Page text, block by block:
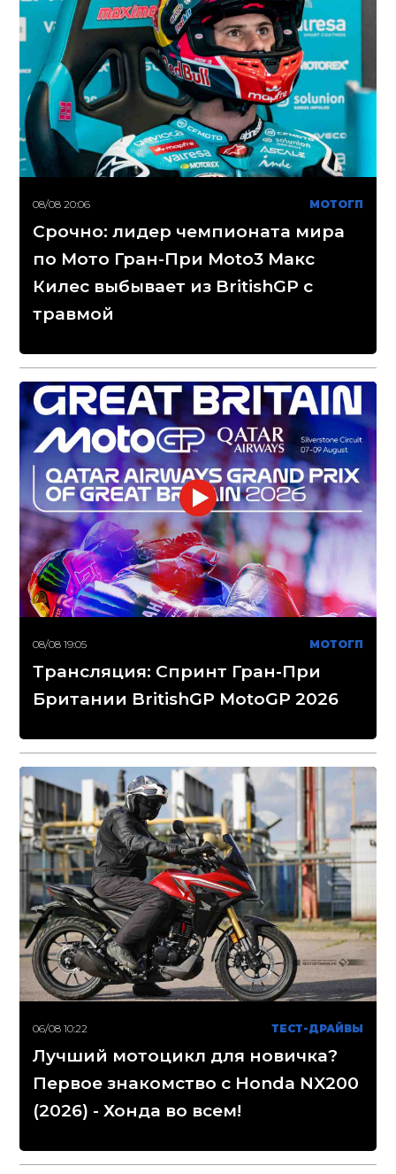
08/08 20:06 МОТОГП
Срочно: лидер чемпионата мира
по Мото Гран-При Moto3 Макс
Килес выбывает из BritishGP с
травмой
08/08 19:05 МОТОГП
Трансляция: Спринт Гран-При
Британии BritishGP MotoGP 2026
06/08 10:22 ТЕСТ-ДРАЙВЫ
Лучший мотоцикл для новичка?
Первое знакомство с Honda NX200
(2026) - Хонда во всем!